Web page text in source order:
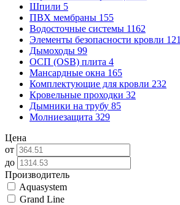
Шпили 5
ПВХ мембраны 155
Водосточные системы 1162
Элементы безопасности кровли 121
Дымоходы 99
ОСП (OSB) плита 4
Мансардные окна 165
Комплектующие для кровли 232
Кровельные проходки 32
Дымники на трубу 85
Молниезащита 329
Цена
от
до
Производитель
Aquasystem
Grand Line